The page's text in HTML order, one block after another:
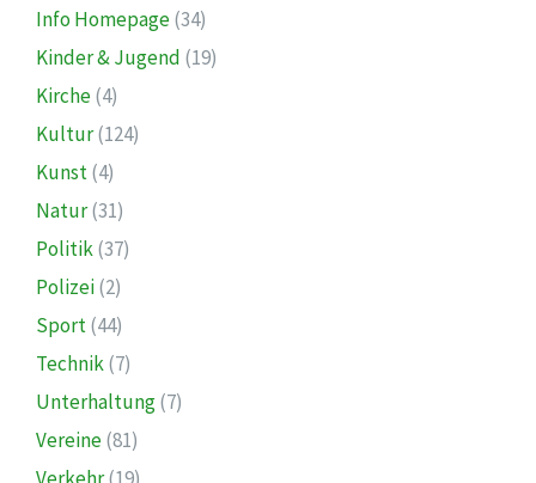
Info Homepage(34)
Kinder & Jugend (19)
Kirche(4)
Kultur(124)
Kunst(4)
Natur(31)
Politik(37)
Polizei(2)
Sport(44)
Technik(7)
Unterhaltung(7)
Vereine(81)